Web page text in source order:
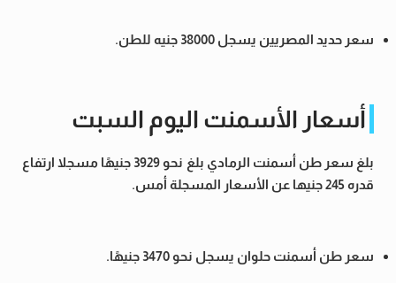
سعر حديد المصريين يسجل 38000 جنيه للطن.
أسعار الأسمنت اليوم السبت
بلغ سعر طن أسمنت الرمادي بلغ نحو 3929 جنيهًا مسجلا ارتفاع
قدره 245 جنيها عن الأسعار المسجلة أمس.
سعر طن أسمنت حلوان يسجل نحو 3470 جنيهًا.